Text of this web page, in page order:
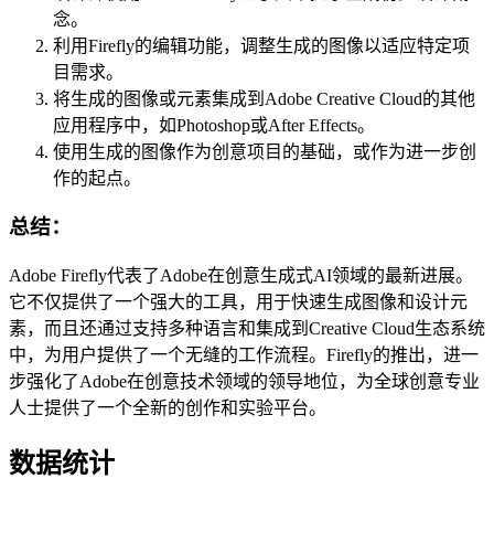
念。
利用Firefly的编辑功能，调整生成的图像以适应特定项
目需求。
将生成的图像或元素集成到Adobe Creative Cloud的其他
应用程序中，如Photoshop或After Effects。
使用生成的图像作为创意项目的基础，或作为进一步创
作的起点。
总结：
Adobe Firefly代表了Adobe在创意生成式AI领域的最新进展。
它不仅提供了一个强大的工具，用于快速生成图像和设计元
素，而且还通过支持多种语言和集成到Creative Cloud生态系统
中，为用户提供了一个无缝的工作流程。Firefly的推出，进一
步强化了Adobe在创意技术领域的领导地位，为全球创意专业
人士提供了一个全新的创作和实验平台。
数据统计